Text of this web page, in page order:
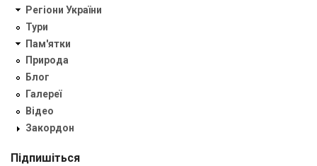
Регіони України
Тури
Пам'ятки
Природа
Блог
Галереї
Відео
Закордон
Підпишіться